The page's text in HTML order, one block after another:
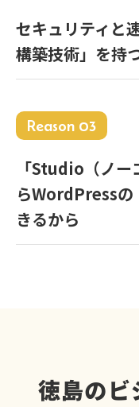
セキュリティと
構築技術」を持
Reason 03
「Studio（ノ
らWordPressの
きるから
徳島のビ